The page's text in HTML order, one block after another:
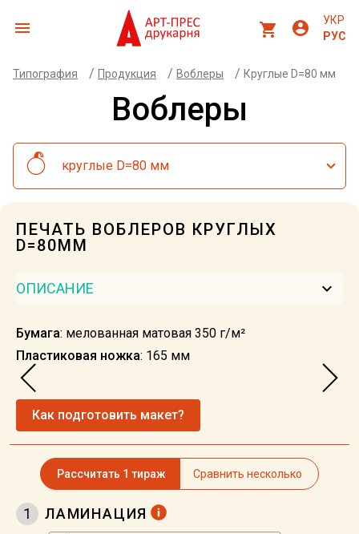
menu shopping_cart account_circle
УКР
РУС
Типография / Продукция / Воблеры / Круглые D=80 мм
Воблеры
круглые D=80 мм
ПЕЧАТЬ ВОБЛЕРОВ КРУГЛЫХ
D=80ММ
ОПИСАНИЕ keyboard_arrow_down
Бумага: мелованная матовая 350 г/м²
Пластиковая ножка: 165 мм
Как подготовить макет?
Рассчитать 1 тираж Сравнить несколько
1 ЛАМИНАЦИЯ